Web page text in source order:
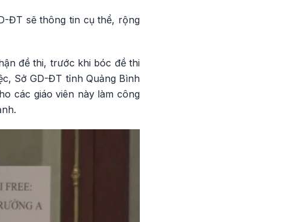
ĐT sẽ thông tin cụ thể, rộng
đề thi, trước khi bóc đề thi
Sở GD-ĐT tỉnh Quảng Bình
các giáo viên này làm công